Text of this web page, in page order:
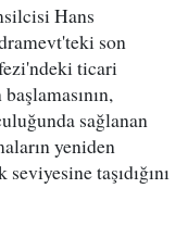
Hans
son
ticari
sağlanan
yeniden
taşıdığını